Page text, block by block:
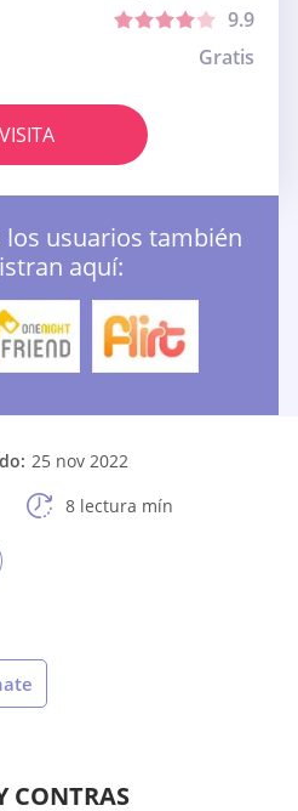
9.9
Gratis
VISITA
usuarios también
aquí:
25 nov 2022
8 lectura mín
CONTRAS